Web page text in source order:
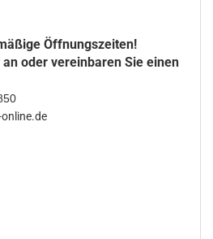
Öffnungszeiten!
oder vereinbaren Sie einen